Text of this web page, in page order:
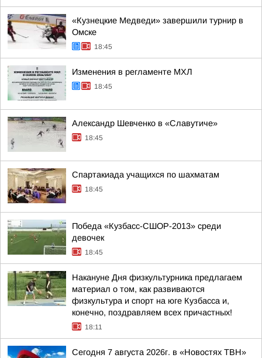
«Кузнецкие Медведи» завершили турнир в
Омске
18:45
Изменения в регламенте МХЛ
18:45
Александр Шевченко в «Славутиче»
18:45
Спартакиада учащихся по шахматам
18:45
Победа «Кузбасс-СШОР-2013» среди
девочек
18:45
Накануне Дня физкультурника предлагаем
материал о том, как развиваются
физкультура и спорт на юге Кузбасса и,
конечно, поздравляем всех причастных!
18:11
Сегодня 7 августа 2026г. в «Новостях ТВН»